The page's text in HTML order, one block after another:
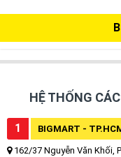
HỆ THỐNG
1 BIGMART -
162/37 Nguyễn Văn Khối,